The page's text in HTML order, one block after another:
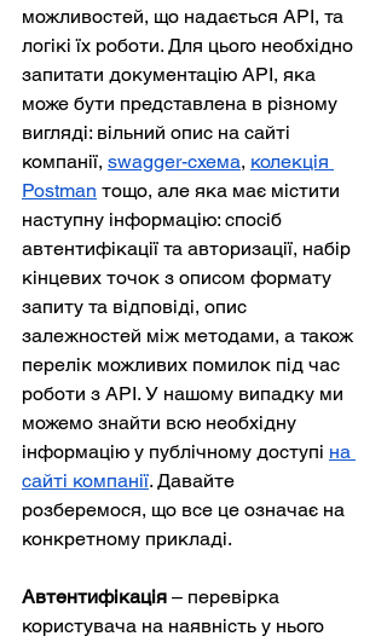
можливостей, що надається API, та
логікі їх роботи. Для цього необхідно
запитати документацію API, яка
може бути представлена в різному
вигляді: вільний опис на сайті
компанії, swagger-схема, колекція
Postman тощо, але яка має містити
наступну інформацію: спосіб
автентифікації та авторизації, набір
кінцевих точок з описом формату
запиту та відповіді, опис
залежностей між методами, а також
перелік можливих помилок під час
роботи з API. У нашому випадку ми
можемо знайти всю необхідну
інформацію у публічному доступі на
сайті компанії. Давайте
розберемося, що все це означає на
конкретному прикладі.
Автентифікація – перевірка
користувача на наявність у нього